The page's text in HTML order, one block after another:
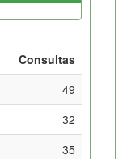
Consultas
49
32
35